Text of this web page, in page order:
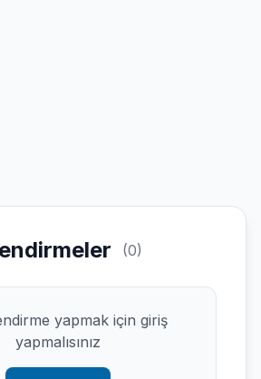
(0)
yapmak için giriş
yapmalısınız